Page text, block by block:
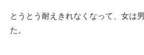
とうとう耐えきれなくなって、女は
た。